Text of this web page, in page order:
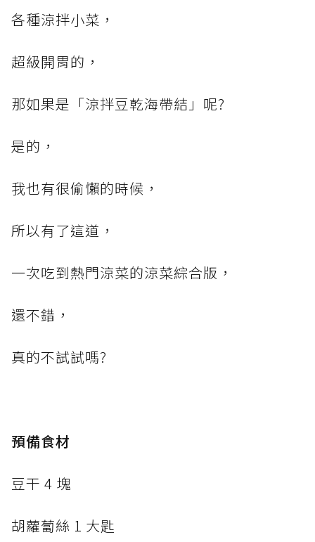
各種涼拌小菜，
超級開胃的，
那如果是「涼拌豆乾海帶結」呢?
是的，
我也有很偷懶的時候，
所以有了這道，
一次吃到熱門涼菜的涼菜綜合版，
還不錯，
真的不試試嗎?
預備食材
豆干 4 塊
胡蘿蔔絲 1 大匙